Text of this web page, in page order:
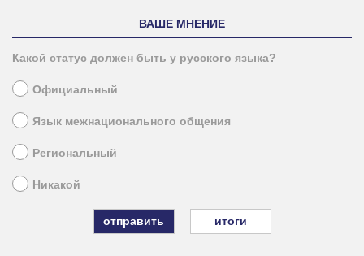
ВАШЕ МНЕНИЕ
Какой статус должен быть у русского языка?
Официальный
Язык межнационального общения
Региональный
Никакой
итоги